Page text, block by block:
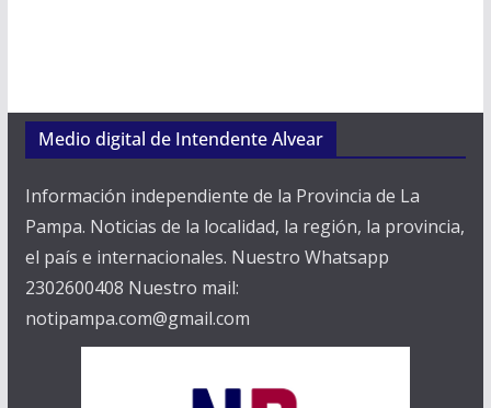
Medio digital de Intendente Alvear
Información independiente de la Provincia de La
Pampa. Noticias de la localidad, la región, la provincia,
el país e internacionales. Nuestro Whatsapp
2302600408 Nuestro mail:
notipampa.com@gmail.com